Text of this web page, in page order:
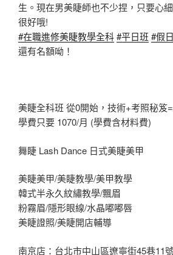
生。現在男美睫師也不少捏，只要心
很好哦!
#在職進修美睫教學全科#平日班 #假
還有名額呦！
美睫全科班 從0開始，技術+考照秘笈
學費只要 1070/月 (學費含材料費)
舞睫 Lash Dance 日式美睫美甲
美睫美甲/美睫教學/美甲教學
韓式半永久紋繡教學/飄眉
粉霧眉/隱形眼線/水晶嘟嘟唇
美睫證照/美睫開店輔導
南京店：台北市中山區遼寧街45巷11